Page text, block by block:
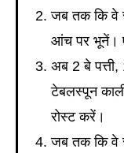
जब तक कि वे
आंच पर भूनें।
अब 2 बे पत्ती,
टेबलस्पून
रोस्ट करें।
जब तक कि वे